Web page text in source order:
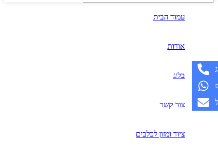
עמוד הבית
אודות
בלוג
צור קשר
ציוד ומזון לכלבים